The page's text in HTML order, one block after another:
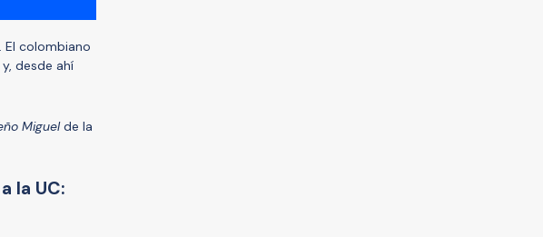
. El colombiano
desde ahí
Miguelde la
la UC: